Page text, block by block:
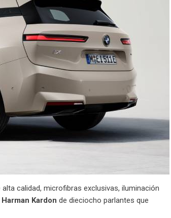
calidad, microfibras exclusivas, iluminación
Harman Kardon de dieciocho parlantes que